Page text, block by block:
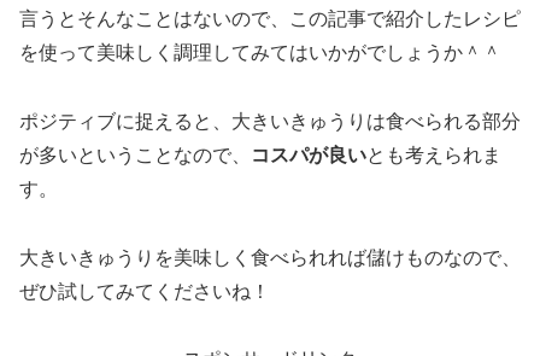
言うとそんなことはないので、この記事で紹介したレシピ
を使って美味しく調理してみてはいかがでしょうか＾＾
ポジティブに捉えると、大きいきゅうりは食べられる部分
が多いということなので、
コスパが良いとも考えられま
す。
大きいきゅうりを美味しく食べられれば儲けものなので、
ぜひ試してみてくださいね！